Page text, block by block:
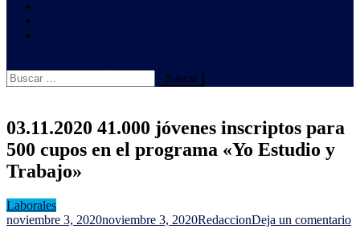
Buscar:
03.11.2020 41.000 jóvenes inscriptos para
500 cupos en el programa «Yo Estudio y
Trabajo»
Laborales
noviembre 3, 2020noviembre 3, 2020RedaccionDeja un comentario